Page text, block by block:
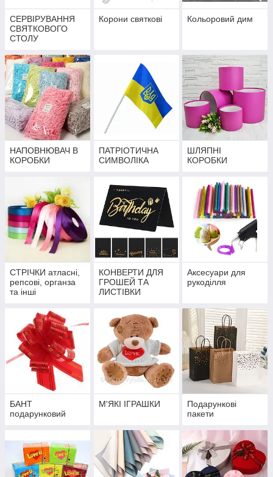
СЕРВІРУВАННЯ
СВЯТКОВОГО
СТОЛУ
Корони святкові Кольоровий дим
НАПОВНЮВАЧ В
КОРОБКИ
ПАТРІОТИЧНА
СИМВОЛІКА
ШЛЯПНІ
КОРОБКИ
СТРІЧКИ атласні,
репсові, органза
та інші
КОНВЕРТИ ДЛЯ
ГРОШЕЙ ТА
ЛИСТІВКИ
Аксесуари для
рукоділля
БАНТ
подарунковий
М'ЯКІ ІГРАШКИ
Подарункові
пакети